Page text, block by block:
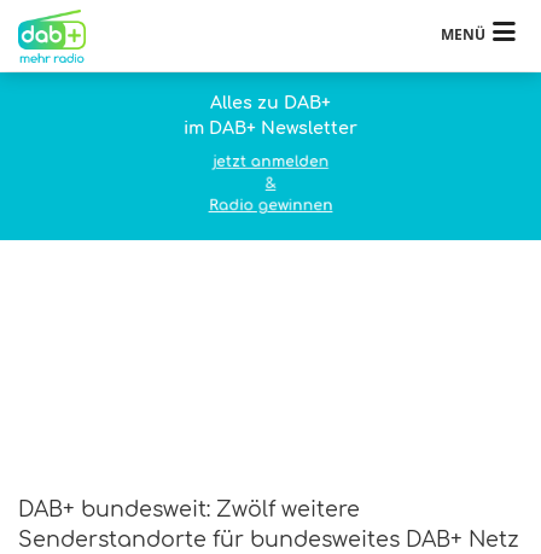
MENÜ
Alles zu DAB+
im DAB+ Newsletter
jetzt anmelden
&
Radio gewinnen
DAB+ bundesweit: Zwölf weitere
Senderstandorte für bundesweites DAB+ Netz